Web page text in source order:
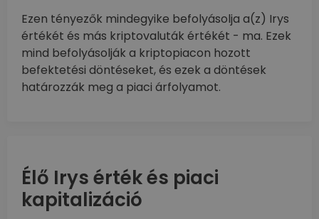
Ezen tényezők mindegyike befolyásolja a(z) Irys
értékét és más kriptovaluták értékét - ma. Ezek
mind befolyásolják a kriptopiacon hozott
befektetési döntéseket, és ezek a döntések
határozzák meg a piaci árfolyamot.
Élő Irys érték és piaci
kapitalizáció